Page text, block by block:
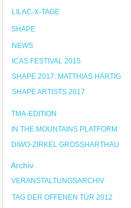
LILAC-X-TAGE
SHAPE
NEWS
ICAS FESTIVAL 2015
SHAPE 2017: MATTHIAS HÄRTIG
SHAPE ARTISTS 2017
TMA-EDITION
IN THE MOUNTAINS PLATFORM
DIWO-ZIRKEL GROSSHARTHAU
Archiv
VERANSTALTUNGSARCHIV
TAG DER OFFENEN TÜR 2012